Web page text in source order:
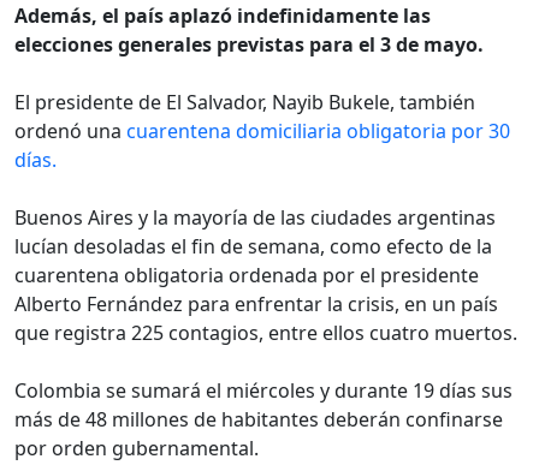
Además, el país aplazó indefinidamente las
elecciones generales previstas para el 3 de mayo.
El presidente de El Salvador, Nayib Bukele, también
ordenó una cuarentena domiciliaria obligatoria por 30
días.
Buenos Aires y la mayoría de las ciudades argentinas
lucían desoladas el fin de semana, como efecto de la
cuarentena obligatoria ordenada por el presidente
Alberto Fernández para enfrentar la crisis, en un país
que registra 225 contagios, entre ellos cuatro muertos.
Colombia se sumará el miércoles y durante 19 días sus
más de 48 millones de habitantes deberán confinarse
por orden gubernamental.